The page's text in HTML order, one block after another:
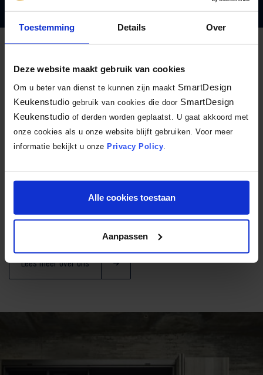
Toestemming Details Over
Deze website maakt gebruik van cookies
Om u beter van dienst te kunnen zijn maakt SmartDesign
Keukenstudio gebruik van cookies die door SmartDesign
Keukenstudio of derden worden geplaatst. U gaat akkoord met
onze cookies als u onze website blijft gebruiken. Voor meer
informatie bekijkt u onze Privacy Policy
Alle cookies toestaan
Aanpassen
Vanaf uw eerste bezoek tot en met montage, oplevering en nazorg heeft
u maar één aanspreekpunt. Samen met u wordt een individueel
ontwerp gemaakt waarin uw wensen vertaald worden. Voor de realisatie
van uw ontwerp, worden alle vakdisciplines beheerst door de
SmartDesign Keukenstudio. Deze vakkunde en de uitgekiende
producten staan borg voor het credo van SmartDesign Keukenstudio
“Slim in smaakvol ontwerp”.
Lees meer over ons